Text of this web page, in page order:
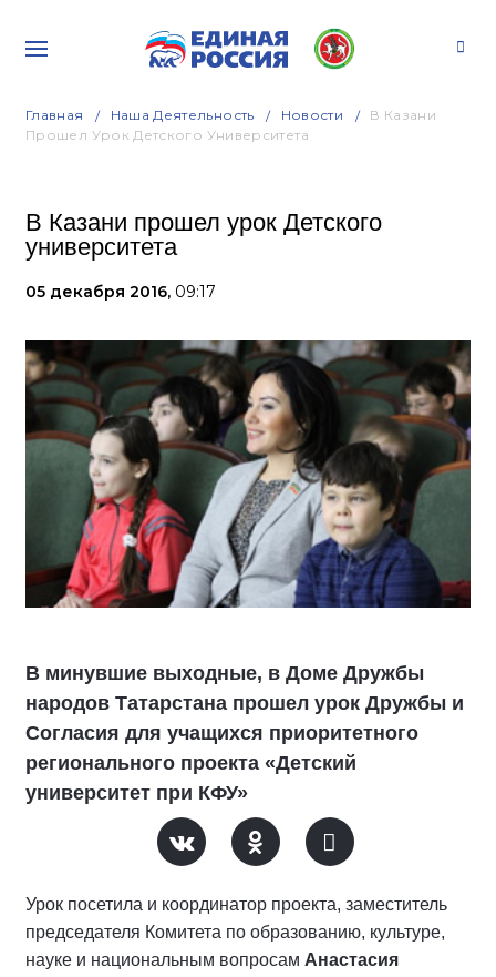
Главная Наша Деятельность Новости
В Казани
Прошел Урок Детского Университета
В Казани прошел урок Детского
университета
05 декабря 2016, 09:17
В минувшие выходные, в Доме Дружбы
народов Татарстана прошел урок Дружбы и
Согласия для учащихся приоритетного
регионального проекта «Детский
университет при КФУ»
Урок посетила и координатор проекта, заместитель
председателя Комитета по образованию, культуре,
науке и национальным вопросам Анастасия